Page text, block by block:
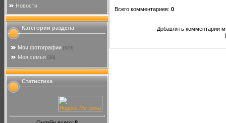
Новости
Категории раздела
Мои фотографии [623]
Моя семья [30]
Статистика
Всего комментариев: 0
Добавлять комментарии